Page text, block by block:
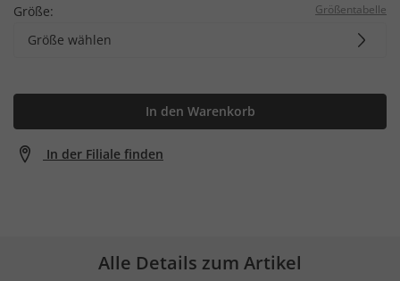
Größe: Größentabelle
Größe wählen
In den Warenkorb
In der Filiale finden
Alle Details zum Artikel